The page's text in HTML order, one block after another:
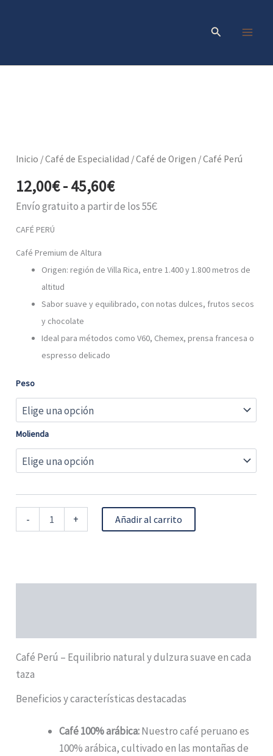
Buscar
Inicio /Café de Especialidad /Café de Origen / Café Perú
12,00€-45,60€
precios:
12,00€
hasta
Envío gratuito a partir de los 55Є
CAFÉ PERÚ
Café Premium de Altura
Origen: región de Villa Rica, entre 1.400 y 1.800 metros de
altitud
Sabor suave y equilibrado, con notas dulces, frutos secos
y chocolate
Ideal para métodos como V60, Chemex, prensa francesa o
espresso delicado
Peso
Molienda
- + Añadir al carrito
Café Perú – Equilibrio natural y dulzura suave en cada
taza
Beneficios y características destacadas
Café 100% arábica:Nuestro café peruano es
100% arábica, cultivado en las montañas de